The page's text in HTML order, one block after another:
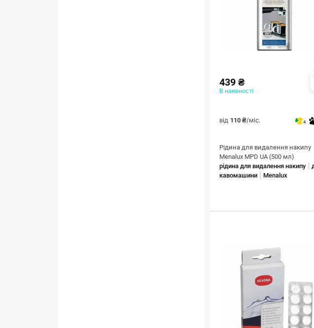
439 ₴
В наявності
від 110 ₴/міс. 4
Рідина для видалення накипу
Menalux MPD UA (500 мл)
рідина для видалення накипу
кавомашини
Menalux